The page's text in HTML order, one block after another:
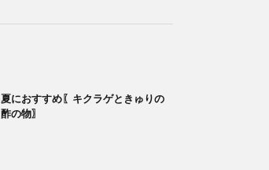
夏におすすめ〖キクラゲときゅりの
酢の物〗